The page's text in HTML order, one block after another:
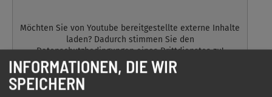
Möchten Sie von Youtube bereitgestellte externe Inhalte
laden? Dadurch stimmen Sie den
Datenschutzbedingungen eines Drittdienstes zu!
Beachten Sie bitte hierzu unsere Datenschutzerklärung,
die am Seitenfuß verlinkt ist.
INFORMATIONEN, DIE WIR
SPEICHERN